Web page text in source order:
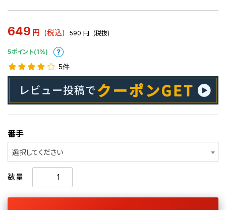
649 円 (税込) 590 円 (税抜)
5ポイント(1%)
5件
番手
選択してください
数量